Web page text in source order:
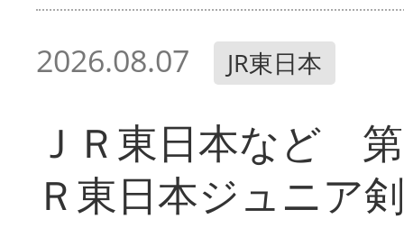
2026.08.07 JR東日本
ＪＲ東日本など
Ｒ東日本ジュニア